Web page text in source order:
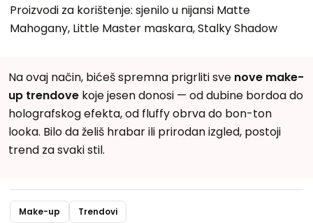
Proizvodi za korištenje: sjenilo u nijansi Matte
Mahogany, Little Master maskara, Stalky Shadow
Na ovaj način, bićeš spremna prigrliti sve nove make-
up trendove koje jesen donosi — od dubine bordoa do
holografskog efekta, od fluffy obrva do bon-ton
looka. Bilo da želiš hrabar ili prirodan izgled, postoji
trend za svaki stil.
Make-up Trendovi